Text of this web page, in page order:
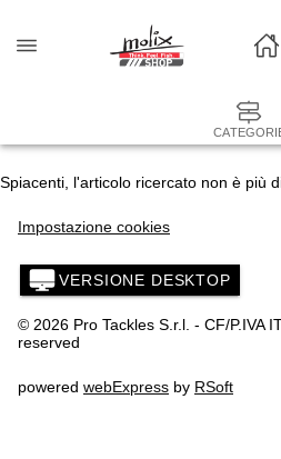
Spiacenti, l'articolo ricercato non è più
Impostazione cookies
VERSIONE DESKTOP
© 2026 Pro Tackles S.r.l. - CF/P.IVA
reserved
powered webExpress by RSoft